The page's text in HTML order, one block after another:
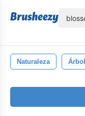
Naturaleza Árbol